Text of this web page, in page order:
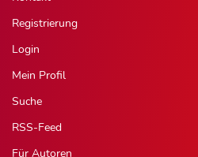
Registrierung
Login
Mein Profil
Suche
RSS-Feed
Für Autoren